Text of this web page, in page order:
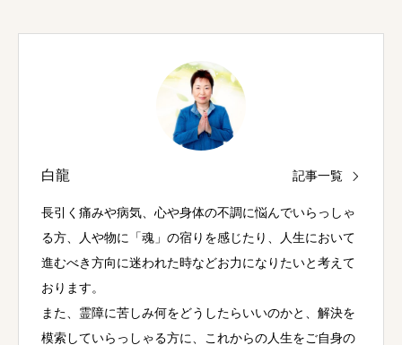
白龍 記事一覧
長引く痛みや病気、心や身体の不調に悩んでいらっしゃ
る方、人や物に「魂」の宿りを感じたり、人生において
進むべき方向に迷われた時などお力になりたいと考えて
おります。
また、霊障に苦しみ何をどうしたらいいのかと、解決を
模索していらっしゃる方に、これからの人生をご自身の